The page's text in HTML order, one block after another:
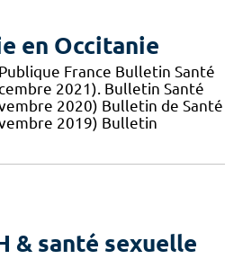
en Occitanie
France Bulletin Santé
2021). Bulletin Santé
2020) Bulletin de Santé
2019) Bulletin
& santé sexuelle